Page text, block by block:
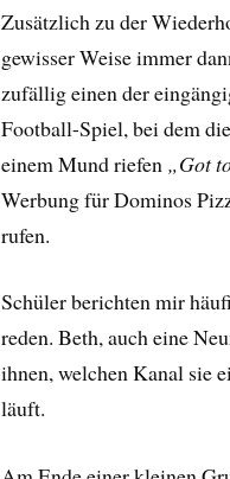
Zusätzlich zu der
gewisser Weise immer
zufällig einen der
Football-Spiel, bei dem
einem Mund riefen „Got
Werbung für Dominos
rufen.
Schüler berichten mir
reden. Beth, auch eine
ihnen, welchen Kanal sie
läuft.